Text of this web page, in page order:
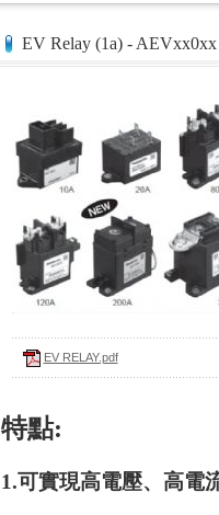
EV Relay (1a) -
EV RELAY.pdf
特點:
1.可實現高電壓、高電